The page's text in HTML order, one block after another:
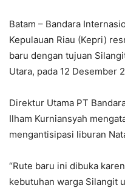
Batam – Bandara
Kepulauan Riau (Kepri)
baru dengan tujuan
Utara, pada 12 Desember
Direktur Utama PT
Ilham Kurniansyah
mengantisipasi liburan
“Rute baru ini dibuka
kebutuhan warga Silangit